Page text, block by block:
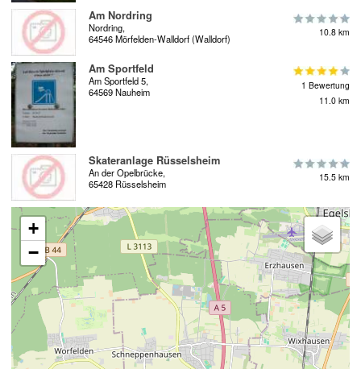
Am Nordring
Nordring,
64546 Mörfelden-Walldorf (Walldorf)
10.8 km
Am Sportfeld
Am Sportfeld 5,
64569 Nauheim
1 Bewertung
11.0 km
Skateranlage Rüsselsheim
An der Opelbrücke,
65428 Rüsselsheim
15.5 km
+
−